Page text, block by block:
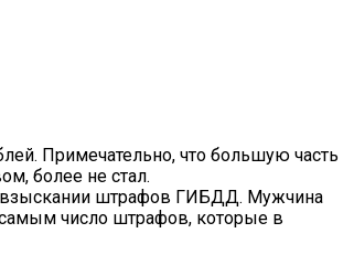
Примечательно, что большую часть
более не стал.
взыскании штрафов ГИБДД. Мужчина
число штрафов, которые в